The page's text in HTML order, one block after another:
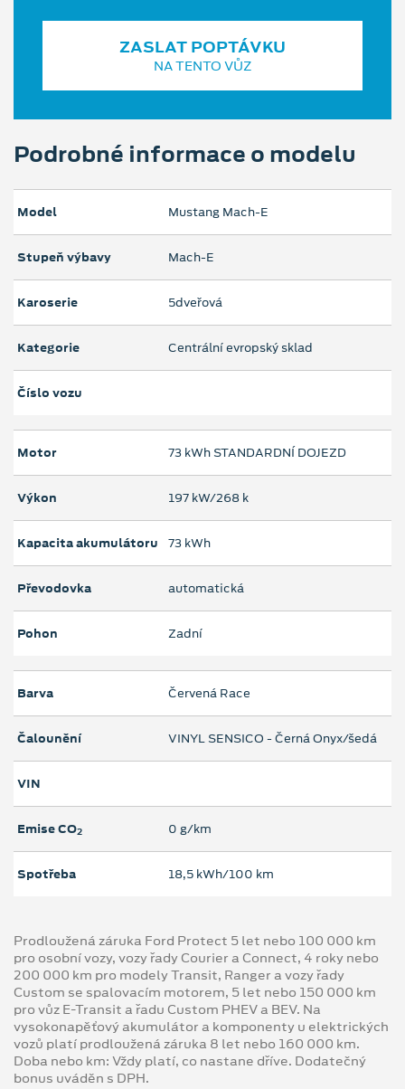
ZASLAT POPTÁVKU
NA TENTO VŮZ
Podrobné informace o modelu
Model Mustang Mach‑E
Stupeň výbavy Mach-E
Karoserie 5dveřová
Kategorie Centrální evropský sklad
Číslo vozu
Motor 73 kWh STANDARDNÍ DOJEZD
Výkon 197 kW/268 k
Kapacita akumulátoru 73 kWh
Převodovka automatická
Pohon Zadní
Barva Červená Race
Čalounění VINYL SENSICO - Černá Onyx/šedá
VIN
Emise CO2 0 g/km
Spotřeba 18,5 kWh/100 km
Prodloužená záruka Ford Protect 5 let nebo 100 000 km
pro osobní vozy, vozy řady Courier a Connect, 4 roky nebo
200 000 km pro modely Transit, Ranger a vozy řady
Custom se spalovacím motorem, 5 let nebo 150 000 km
pro vůz E-Transit a řadu Custom PHEV a BEV. Na
vysokonapěťový akumulátor a komponenty u elektrických
vozů platí prodloužená záruka 8 let nebo 160 000 km.
Doba nebo km: Vždy platí, co nastane dříve. Dodatečný
bonus uváděn s DPH.